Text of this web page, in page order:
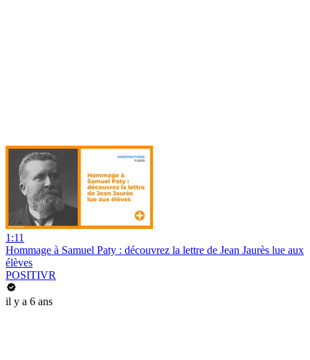
1:11
Hommage à Samuel Paty : découvrez la lettre de Jean Jaurès lue aux
élèves
POSITIVR
il y a 6 ans